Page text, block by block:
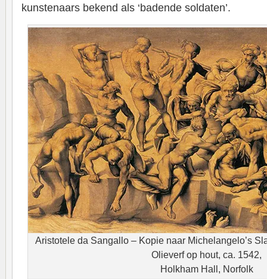
kunstenaars bekend als ‘badende soldaten’.
Aristotele da Sangallo – Kopie naar Michelangelo’s
Olieverf op hout, ca. 1542,
Holkham Hall, Norfolk